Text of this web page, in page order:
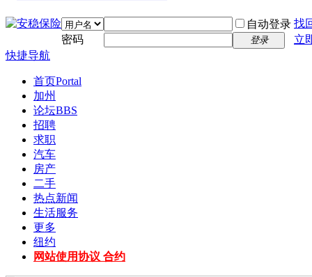
自动登录 找
密码
登录
立
快捷导航
首页Portal
加州
论坛BBS
招聘
求职
汽车
房产
二手
热点新闻
生活服务
更多
纽约
网站使用协议 合约